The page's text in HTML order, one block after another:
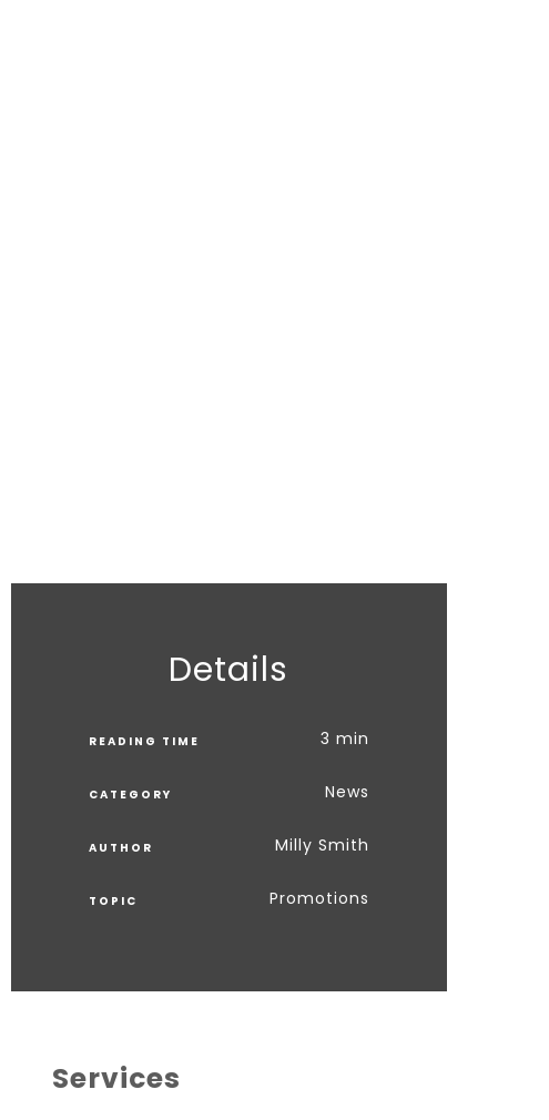
Details
READING TIME 3 min
CATEGORY News
AUTHOR Milly Smith
TOPIC Promotions
Services